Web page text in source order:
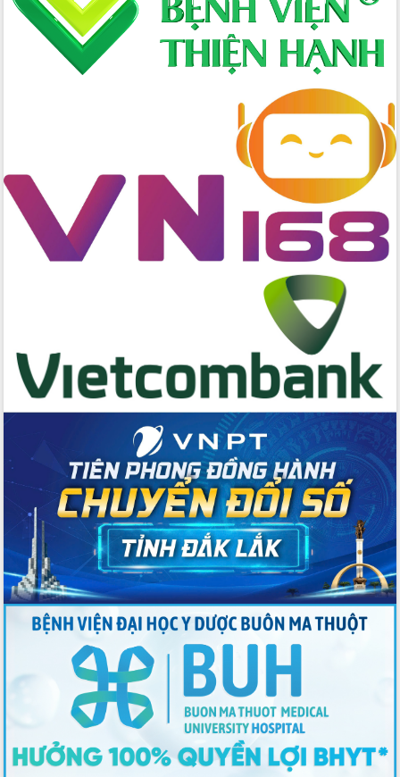
Chủ tịch UBND tỉnh Tạ Anh Tuấn thăm,
chúc mừng các bệnh viện nhân Ngày
Thầy thuốc Việt Nam
Rộn ràng lễ hội truyền thống Sông
cử đại biểu Quốc hội khoá XVI và đại
biểu HĐND tỉnh Đắk Lắk, nhiệm kỳ
2026-2031
Phát động hai phong trào thi đua quan
trọng trong kỷ nguyên mới
Phó Thủ tướng Hồ Quốc Dũng đánh giá
cao kết quả Chiến dịch Quang Trung
tại Đắk Lắk
Hội nghị Ban Chấp hành Đảng bộ tỉnh
Đắk Lắk lần thứ 2 (mở rộng)
Tập trung giải phóng mặt bằng, đẩy
nhanh tiến độ Tuyến đường bộ ven
Gỡ khó, khởi công xây dựng, sửa chữa
toàn bộ nhà ở cho hộ dân đúng tiến độ
đề ra
UBND tỉnh Đắk Lắk tổng kết công tác
quốc phòng, quân sự địa phương năm
2025
Tập trung triển khai quyết liệt, đồng bộ
các giải pháp nhằm thực hiện hiệu quả
các nhiệm vụ đề ra năm 2025
Phát huy vai trò của người có uy tín
trong phòng chống tảo hôn và hôn
nhân cận huyết thống
Nông sản Tây Nguyên thu hút doanh